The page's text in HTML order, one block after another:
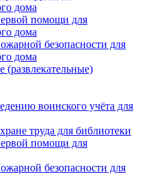
дома
помощи для
дома
безопасности для
дома
(развлекательные)
воинского учёта для
труда для библиотеки
помощи для
безопасности для